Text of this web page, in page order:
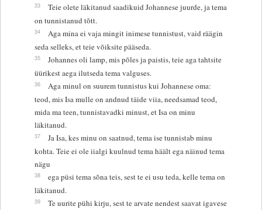
33
Teie olete läkitanud saadikuid Johannese juurde, ja tema
on tunnistanud tõtt.
34
Aga mina ei vaja mingit inimese tunnistust, vaid räägin
seda selleks, et teie võiksite pääseda.
35
Johannes oli lamp, mis põles ja paistis, teie aga tahtsite
üürikest aega ilutseda tema valguses.
36
Aga minul on suurem tunnistus kui Johannese oma:
teod, mis Isa mulle on andnud täide viia, needsamad teod,
mida ma teen, tunnistavadki minust, et Isa on minu
läkitanud.
37
Ja Isa, kes minu on saatnud, tema ise tunnistab minu
kohta. Teie ei ole iialgi kuulnud tema häält ega näinud tema
nägu
38
ega püsi tema sõna teis, sest te ei usu teda, kelle tema on
läkitanud.
39 Te uurite pühi kirju, sest te arvate nendest saavat igavese